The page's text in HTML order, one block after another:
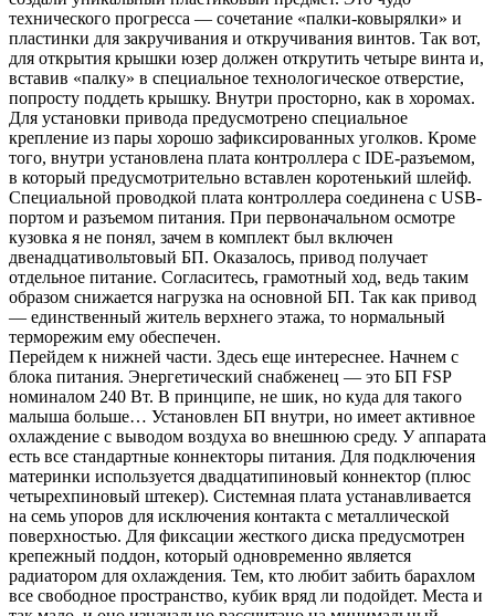
технического прогресса — сочетание «палки-ковырялки» и
пластинки для закручивания и откручивания винтов. Так вот,
для открытия крышки юзер должен открутить четыре винта и,
вставив «палку» в специальное технологическое отверстие,
попросту поддеть крышку. Внутри просторно, как в хоромах.
Для установки привода предусмотрено специальное
крепление из пары хорошо зафиксированных уголков. Кроме
того, внутри установлена плата контроллера с IDE-разъемом,
в который предусмотрительно вставлен коротенький шлейф.
Специальной проводкой плата контроллера соединена с USB-
портом и разъемом питания. При первоначальном осмотре
кузовка я не понял, зачем в комплект был включен
двенадцативольтовый БП. Оказалось, привод получает
отдельное питание. Согласитесь, грамотный ход, ведь таким
образом снижается нагрузка на основной БП. Так как привод
— единственный житель верхнего этажа, то нормальный
терморежим ему обеспечен.
Перейдем к нижней части. Здесь еще интереснее. Начнем с
блока питания. Энергетический снабженец — это БП FSP
номиналом 240 Вт. В принципе, не шик, но куда для такого
малыша больше… Установлен БП внутри, но имеет активное
охлаждение с выводом воздуха во внешнюю среду. У аппарата
есть все стандартные коннекторы питания. Для подключения
материнки используется двадцатипиновый коннектор (плюс
четырехпиновый штекер). Системная плата устанавливается
на семь упоров для исключения контакта с металлической
поверхностью. Для фиксации жесткого диска предусмотрен
крепежный поддон, который одновременно является
радиатором для охлаждения. Тем, кто любит забить барахлом
все свободное пространство, кубик вряд ли подойдет. Места и